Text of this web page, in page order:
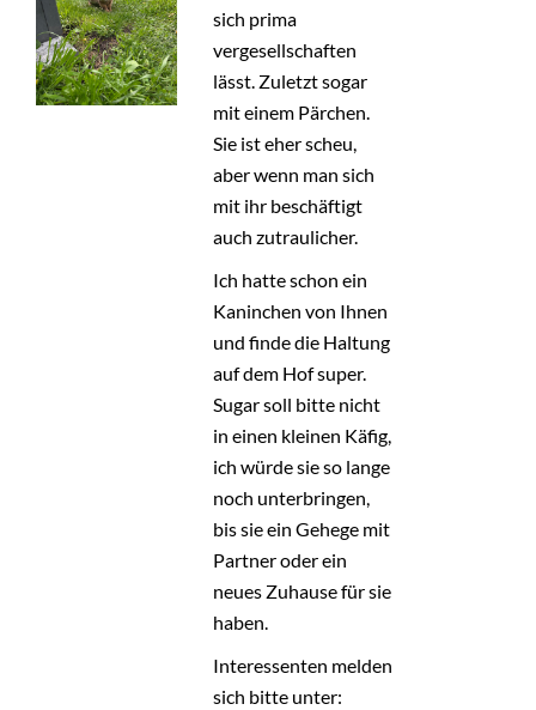
sich prima
vergesellschaften
lässt. Zuletzt sogar
mit einem Pärchen.
Sie ist eher scheu,
aber wenn man sich
mit ihr beschäftigt
auch zutraulicher.
Ich hatte schon ein
Kaninchen von Ihnen
und finde die Haltung
auf dem Hof super.
Sugar soll bitte nicht
in einen kleinen Käfig,
ich würde sie so lange
noch unterbringen,
bis sie ein Gehege mit
Partner oder ein
neues Zuhause für sie
haben.
Interessenten melden
sich bitte unter: